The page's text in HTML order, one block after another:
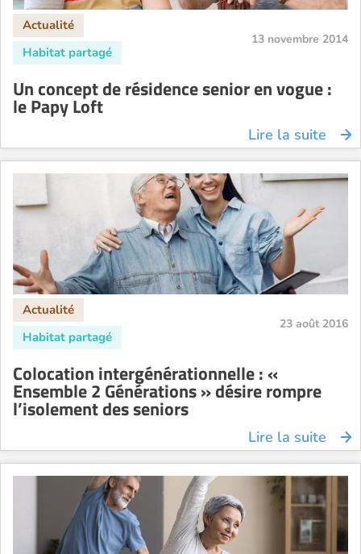
13 novembre 2014
Un concept de résidence senior en vogue :
le Papy Loft
Lire la suite
23 août 2016
Colocation intergénérationnelle : «
Ensemble 2 Générations » désire rompre
l’isolement des seniors
Lire la suite